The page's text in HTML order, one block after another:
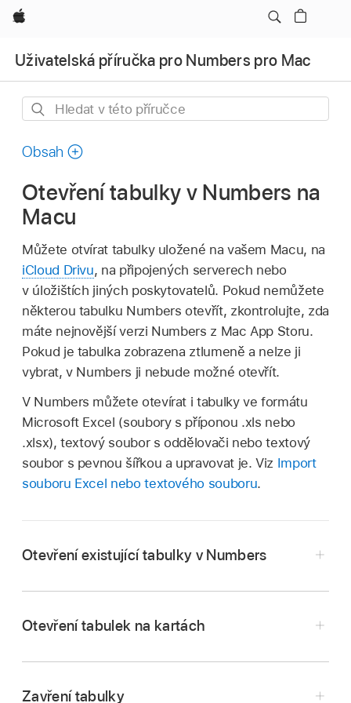
Apple
Uživatelská příručka pro Numbers pro Mac
Hledat
příručce
Obsah
Otevření tabulky v Numbers na
Macu
Můžete otvírat tabulky uložené na vašem Macu, na
iCloud Drivu, na připojených serverech nebo
v úložištích jiných poskytovatelů. Pokud nemůžete
některou tabulku Numbers otevřít, zkontrolujte, zda
máte nejnovější verzi Numbers z Mac App Storu.
Pokud je tabulka zobrazena ztlumeně a nelze ji
vybrat, v Numbers ji nebude možné otevřít.
V Numbers můžete otevírat i tabulky ve formátu
Microsoft Excel (soubory s příponou .xls nebo
.xlsx), textový soubor s oddělovači nebo textový
soubor s pevnou šířkou a upravovat je. Viz Import
souboru Excel nebo textového souboru.
Otevření existující tabulky v Numbers
Proveďte některou z následujících akcí:
či miniaturu tabulky nebo ji přetáhněte na
Otevření tabulek na kartách
Zavření tabulky